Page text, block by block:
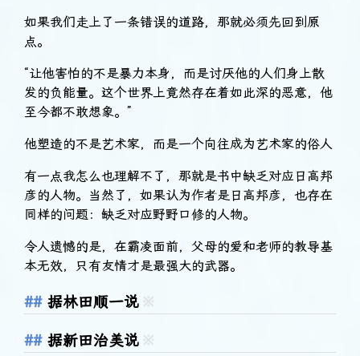
如果我们走上了一条错误的道路，那就必须先回到原
点。
“让他害怕的不是暴力本身，而是讨厌他的人们身上散
发的负能量。这个世界上竟然存在着如此深的恶意，他
至今都不敢想象。”
他塑造的不是艺术家，而是一个向往成为艺术家的俗人
有一点我怎么也理解不了，那就是书中缺乏对应日高邦
彦的人物。当然了，如果认为作者是日高邦彦，也存在
同样的问题：缺乏对应野野口修的人物。
令人遗憾的是，在霸凌面前，父母的爱和老师的教导基
本无效，只有友情才是最强大的武器。
据林田顺一说
据新田治美说